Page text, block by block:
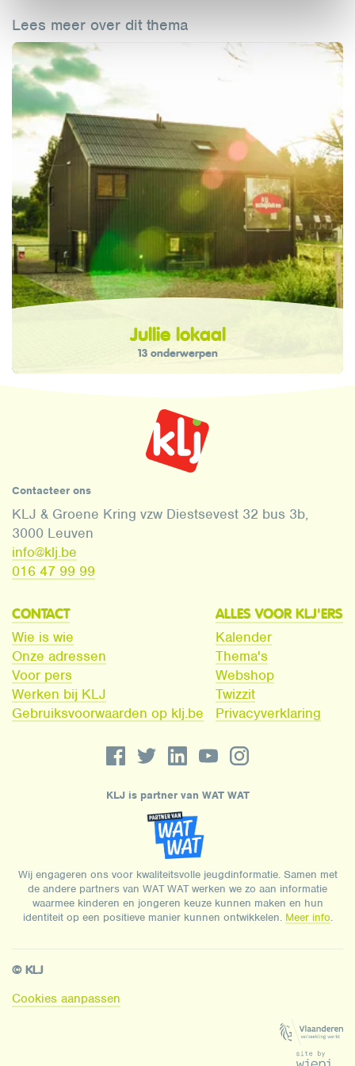
Lees meer over dit thema
Jullie lokaal
13 onderwerpen
Contacteer ons
KLJ & Groene Kring vzw Diestsevest 32 bus 3b,
3000 Leuven
info@klj.be​
016 47 99 99
CONTACT
Wie is wie
Onze adressen
Voor pers
Werken bij KLJ
Gebruiksvoorwaarden op klj.be
ALLES VOOR KLJ'ERS
Kalender
Thema's
Webshop
Twizzit
Privacyverklaring
KLJ is partner van WAT WAT
Wij engageren ons voor kwaliteitsvolle jeugdinformatie. Samen met
de andere partners van WAT WAT werken we zo aan informatie
waarmee kinderen en jongeren keuze kunnen maken en hun
identiteit op een positieve manier kunnen ontwikkelen. Meer info.
© KLJ
Cookies aanpassen